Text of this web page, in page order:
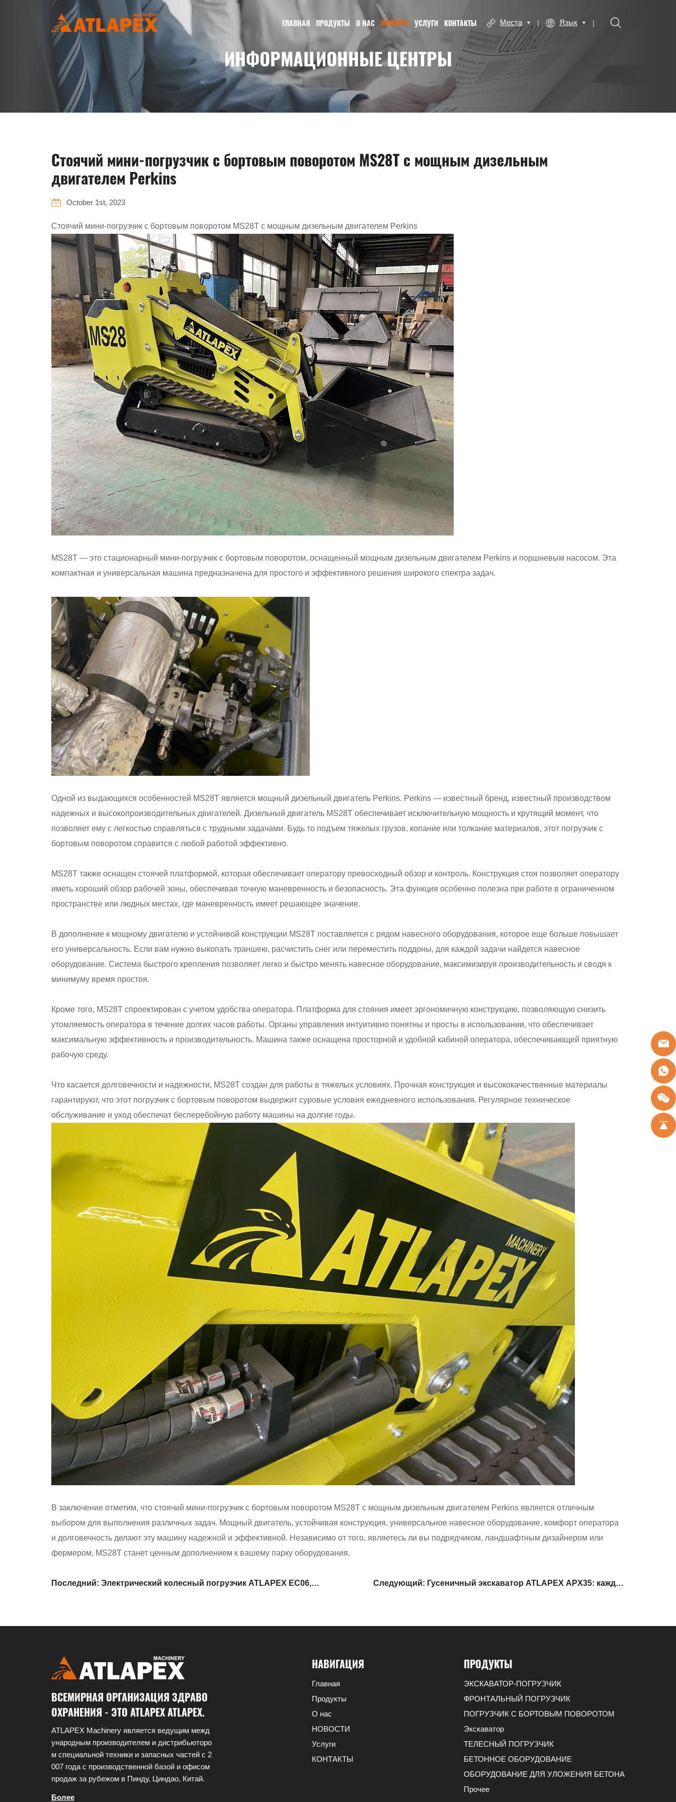
ГЛАВНАЯ ПРОДУКТЫ О НАС НОВОСТИ УСЛУГИ КОНТАКТЫ Места Язык
ИНФОРМАЦИОННЫЕ ЦЕНТРЫ
Стоячий мини-погрузчик с бортовым поворотом MS28T с мощным дизельным
двигателем Perkins
October 1st, 2023
Стоячий мини-погрузчик с бортовым поворотом MS28T с мощным дизельным двигателем Perkins
MS28T — это стационарный мини-погрузчик с бортовым поворотом, оснащенный мощным дизельным двигателем Perkins и поршневым насосом. Эта
компактная и универсальная машина предназначена для простого и эффективного решения широкого спектра задач.
Одной из выдающихся особенностей MS28T является мощный дизельный двигатель Perkins. Perkins — известный бренд, известный производством
надежных и высокопроизводительных двигателей. Дизельный двигатель MS28T обеспечивает исключительную мощность и крутящий момент, что
позволяет ему с легкостью справляться с трудными задачами. Будь то подъем тяжелых грузов, копание или толкание материалов, этот погрузчик с
бортовым поворотом справится с любой работой эффективно.
MS28T также оснащен стоячей платформой, которая обеспечивает оператору превосходный обзор и контроль. Конструкция стоя позволяет оператору
иметь хороший обзор рабочей зоны, обеспечивая точную маневренность и безопасность. Эта функция особенно полезна при работе в ограниченном
пространстве или людных местах, где маневренность имеет решающее значение.
В дополнение к мощному двигателю и устойчивой конструкции MS28T поставляется с рядом навесного оборудования, которое еще больше повышает
его универсальность. Если вам нужно выкопать траншею, расчистить снег или переместить поддоны, для каждой задачи найдется навесное
оборудование. Система быстрого крепления позволяет легко и быстро менять навесное оборудование, максимизируя производительность и сводя к
минимуму время простоя.
Кроме того, MS28T спроектирован с учетом удобства оператора. Платформа для стояния имеет эргономичную конструкцию, позволяющую снизить
утомляемость оператора в течение долгих часов работы. Органы управления интуитивно понятны и просты в использовании, что обеспечивает
максимальную эффективность и производительность. Машина также оснащена просторной и удобной кабиной оператора, обеспечивающей приятную
рабочую среду.
Что касается долговечности и надежности, MS28T создан для работы в тяжелых условиях. Прочная конструкция и высококачественные материалы
гарантируют, что этот погрузчик с бортовым поворотом выдержит суровые условия ежедневного использования. Регулярное техническое
обслуживание и уход обеспечат бесперебойную работу машины на долгие годы.
В заключение отметим, что стоячий мини-погрузчик с бортовым поворотом MS28T с мощным дизельным двигателем Perkins является отличным
выбором для выполнения различных задач. Мощный двигатель, устойчивая конструкция, универсальное навесное оборудование, комфорт оператора
и долговечность делают эту машину надежной и эффективной. Независимо от того, являетесь ли вы подрядчиком, ландшафтным дизайнером или
фермером, MS28T станет ценным дополнением к вашему парку оборудования.
Последний: Электрический колесный погрузчик ATLAPEX EC06,
Следующий: Гусеничный экскаватор ATLAPEX APX35: каждая
ВСЕМИРНАЯ ОРГАНИЗАЦИЯ ЗДРАВО
ОХРАНЕНИЯ - ЭТО ATLAPEX ATLAPEX.
ATLAPEX Machinery является ведущим межд
ународным производителем и дистрибьюторо
м специальной техники и запасных частей с 2
007 года с производственной базой и офисом
продаж за рубежом в Пинду, Циндао, Китай.
Более
НАВИГАЦИЯ
Главная
Продукты
О нас
НОВОСТИ
Услуги
КОНТАКТЫ
ПРОДУКТЫ
ЭКСКАВАТОР-ПОГРУЗЧИК
ФРОНТАЛЬНЫЙ ПОГРУЗЧИК
ПОГРУЗЧИК С БОРТОВЫМ ПОВОРОТОМ
Экскаватор
ТЕЛЕСНЫЙ ПОГРУЗЧИК
БЕТОННОЕ ОБОРУДОВАНИЕ
ОБОРУДОВАНИЕ ДЛЯ УЛОЖЕНИЯ БЕТОНА
Прочее